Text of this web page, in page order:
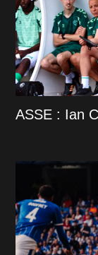
ASSE : Ian